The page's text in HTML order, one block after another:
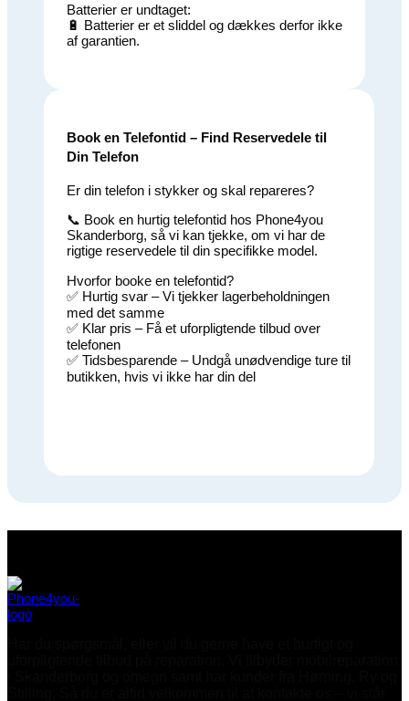
Batterier er undtaget:
🔋 Batterier er et sliddel og dækkes derfor ikke
af garantien.
Book en Telefontid – Find Reservedele til
Din Telefon
Er din telefon i stykker og skal repareres?
📞 Book en hurtig telefontid hos Phone4you
Skanderborg, så vi kan tjekke, om vi har de
rigtige reservedele til din specifikke model.
Hvorfor booke en telefontid?
✅ Hurtig svar – Vi tjekker lagerbeholdningen
med det samme
✅ Klar pris – Få et uforpligtende tilbud over
telefonen
✅ Tidsbesparende – Undgå unødvendige ture til
butikken, hvis vi ikke har din del